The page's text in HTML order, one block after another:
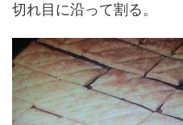
切れ目に沿って割る。